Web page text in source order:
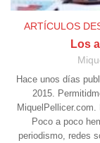
ARTÍCULOS
Los
Hace unos días
2015.
Poco a poco
periodismo, redes